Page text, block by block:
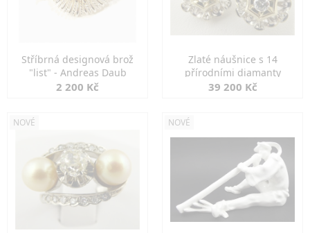
Stříbrná designová brož
"list" - Andreas Daub
2 200 Kč
Zlaté náušnice s 14
přírodními diamanty
39 200 Kč
NOVÉ NOVÉ